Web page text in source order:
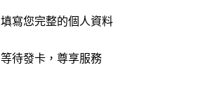
填寫您完整的個人資料
等待發卡，尊享服務